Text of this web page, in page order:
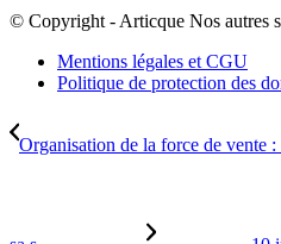
© Copyright - Articque Nos autres
Mentions légales et CGU
Politique de protection des
Organisation de la force de vente